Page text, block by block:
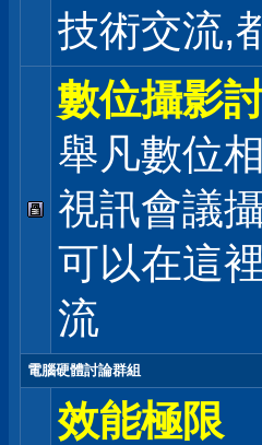
技術交流,
數位攝影
舉凡數位
視訊會議
可以在這
流
電腦硬體討論群組
效能極限